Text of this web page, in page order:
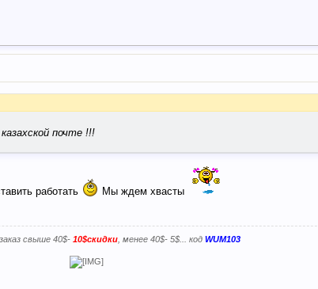
почте !!!
работать Мы ждем хвасты
свыше 40$- 10$скидки , менее 40$- 5$... код WUM103